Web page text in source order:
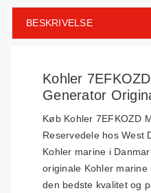
BESKRIVELSE
Kohler
Generator
Køb Kohler 7EFKOZD
Reservedele hos West
Kohler marine i
originale Kohler marine
den bedste kvalitet og